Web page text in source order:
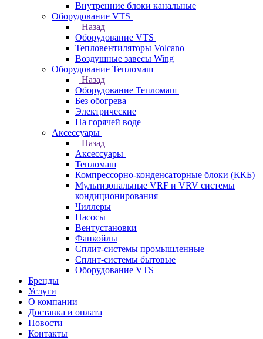
Внутренние блоки канальные
Оборудование VTS
Назад
Оборудование VTS
Тепловентиляторы Volcano
Воздушные завесы Wing
Оборудование Тепломаш
Назад
Оборудование Тепломаш
Без обогрева
Электрические
На горячей воде
Аксессуары
Назад
Аксессуары
Тепломаш
Компрессорно-конденсаторные блоки (ККБ)
Мультизональные VRF и VRV системы
кондиционирования
Чиллеры
Насосы
Вентустановки
Фанкойлы
Сплит-системы промышленные
Сплит-системы бытовые
Оборудование VTS
Бренды
Услуги
О компании
Доставка и оплата
Новости
Контакты